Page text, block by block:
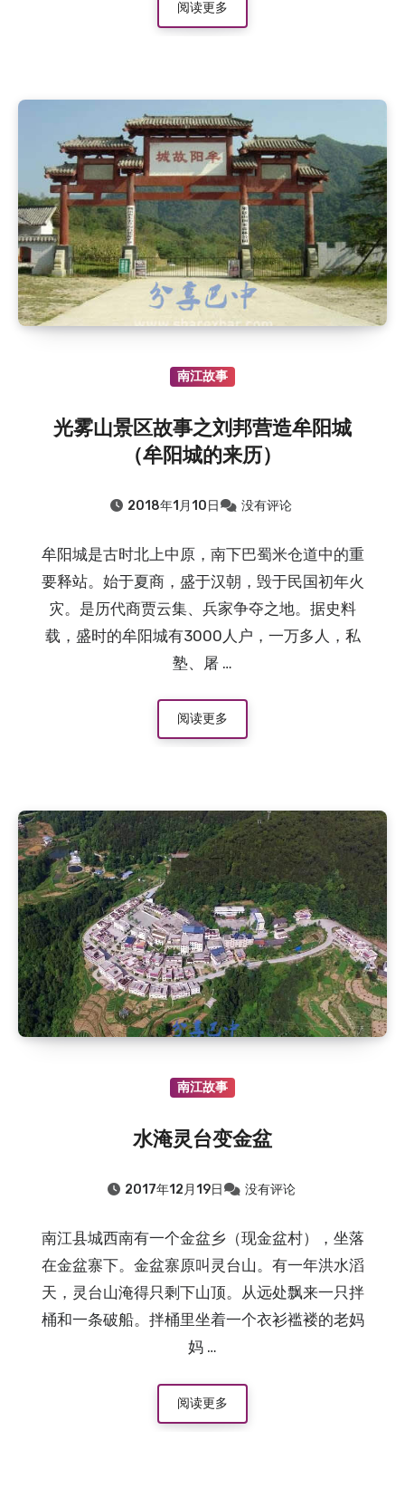
阅读更多
南江故事
光雾山景区故事之刘邦营造牟阳城
（牟阳城的来历）
2018年1月10日 没有评论
牟阳城是古时北上中原，南下巴蜀米仓道中的重
要释站。始于夏商，盛于汉朝，毁于民国初年火
灾。是历代商贾云集、兵家争夺之地。据史料
载，盛时的牟阳城有3000人户，一万多人，私
塾、屠 …
阅读更多
南江故事
水淹灵台变金盆
2017年12月19日 没有评论
南江县城西南有一个金盆乡（现金盆村），坐落
在金盆寨下。金盆寨原叫灵台山。有一年洪水滔
天，灵台山淹得只剩下山顶。从远处飘来一只拌
桶和一条破船。拌桶里坐着一个衣衫褴褛的老妈
妈 …
阅读更多